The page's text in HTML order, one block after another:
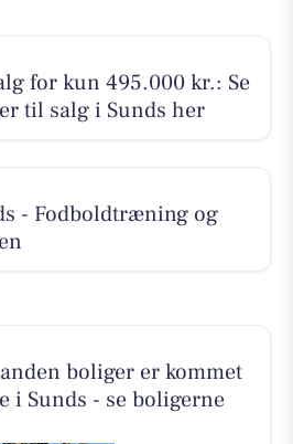
for kun 495.000 kr.: Se
til salg i Sunds her
- Fodboldtræning og
boliger er kommet
i Sunds - se boligerne